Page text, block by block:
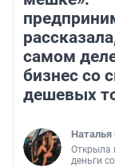
самом
бизнес со
дешевых
Открыла
деньги